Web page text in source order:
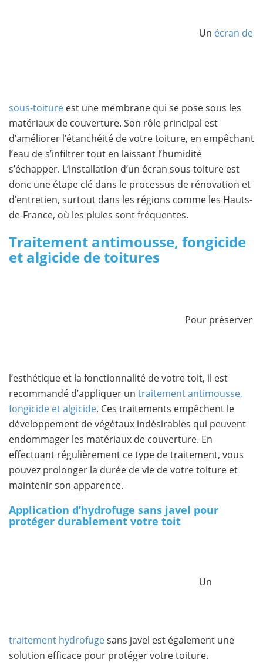
Un écran de
sous-toiture est une membrane qui se pose sous les
matériaux de couverture. Son rôle principal est
d’améliorer l’étanchéité de votre toiture, en empêchant
l’eau de s’infiltrer tout en laissant l’humidité
s’échapper. L’installation d’un écran sous toiture est
donc une étape clé dans le processus de rénovation et
d’entretien, surtout dans les régions comme les Hauts-
de-France, où les pluies sont fréquentes.
Traitement antimousse, fongicide
et algicide de toitures
Pour préserver
l’esthétique et la fonctionnalité de votre toit, il est
recommandé d’appliquer un traitement antimousse,
fongicide et algicide. Ces traitements empêchent le
développement de végétaux indésirables qui peuvent
endommager les matériaux de couverture. En
effectuant régulièrement ce type de traitement, vous
pouvez prolonger la durée de vie de votre toiture et
maintenir son apparence.
Application d’hydrofuge sans javel pour
protéger durablement votre toit
Un
traitement hydrofugesans javel est également une
solution efficace pour protéger votre toiture.